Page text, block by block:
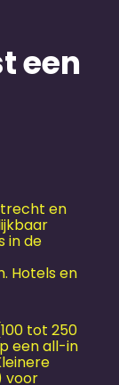
een
en
in de
Hotels en
tot 250
een all-in
voor